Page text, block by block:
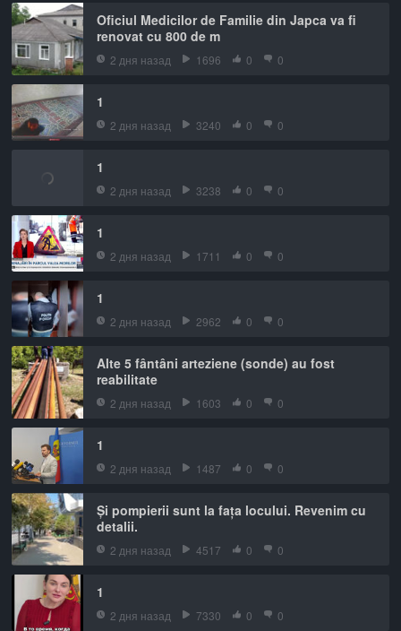
Oficiul Medicilor de Familie din Japca va fi
renovat cu 800 de m
2 дня назад 1696 0 0
1
2 дня назад 3240 0 0
1
2 дня назад 3238 0 0
1
2 дня назад 1711 0 0
1
2 дня назад 2962 0 0
Alte 5 fântâni arteziene (sonde) au fost
reabilitate
2 дня назад 1603 0 0
1
2 дня назад 1487 0 0
Și pompierii sunt la fața locului. Revenim cu
detalii.
2 дня назад 4517 0 0
1
2 дня назад 7330 0 0